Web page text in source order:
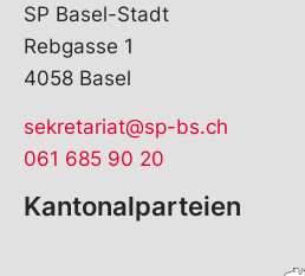
SP Basel-Stadt
Rebgasse 1
4058 Basel
sekretariat@sp-bs.ch
061 685 90 20
Kantonalparteien